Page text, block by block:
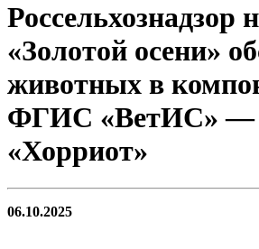
Россельхознадзор
«Золотой осени»
животных в
ФГИС «ВетИС» —
«Хорриот»
06.10.2025